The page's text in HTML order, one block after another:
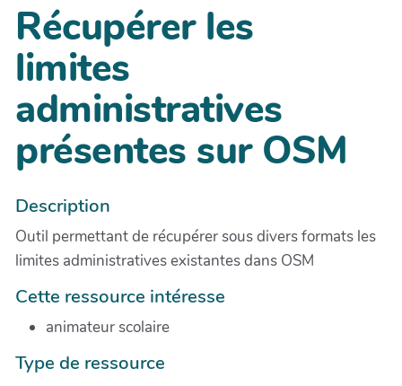
Récupérer les
limites
administratives
présentes sur OSM
Description
Outil permettant de récupérer sous divers formats les
limites administratives existantes dans OSM
Cette ressource intéresse
animateur scolaire
Type de ressource